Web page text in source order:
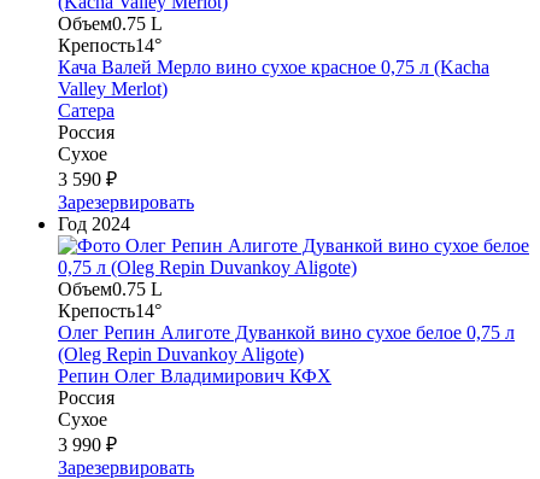
Объем0.75 L
Крепость14°
Кача Валей Мерло вино сухое красное 0,75 л (Kacha
Valley Merlot)
Сатера
Россия
Сухое
3 590 ₽
Зарезервировать
Год 2024
Объем0.75 L
Крепость14°
Олег Репин Алиготе Дуванкой вино сухое белое 0,75 л
(Oleg Repin Duvankoy Aligote)
Репин Олег Владимирович КФХ
Россия
Сухое
3 990 ₽
Зарезервировать